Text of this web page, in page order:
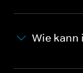
Wie kann